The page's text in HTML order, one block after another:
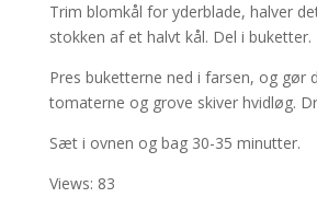
Trim blomkål for yderblade, halver
stokken af et halvt kål. Del i buketter.
Pres buketterne ned i farsen, og gør
tomaterne og grove skiver hvidløg.
Sæt i ovnen og bag 30-35 minutter.
Views: 83